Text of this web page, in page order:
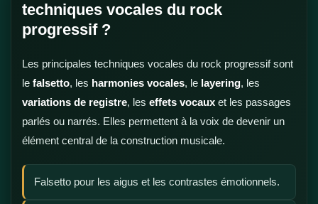
techniques vocales du rock
progressif ?
Les principales techniques vocales du rock progressif sont
le falsetto, les harmonies vocales, le layering, les
variations de registre, les effets vocaux et les passages
parlés ou narrés. Elles permettent à la voix de devenir un
élément central de la construction musicale.
Falsetto pour les aigus et les contrastes émotionnels.